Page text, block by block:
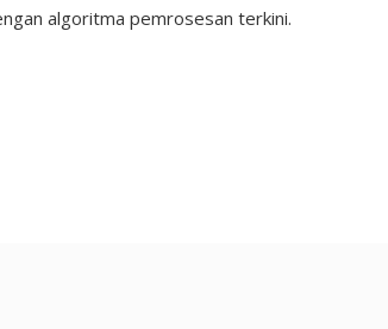
algoritma pemrosesan terkini.